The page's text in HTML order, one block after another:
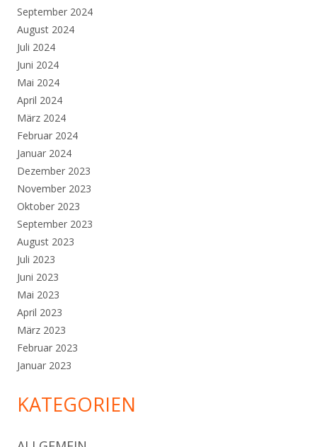
September 2024
August 2024
Juli 2024
Juni 2024
Mai 2024
April 2024
März 2024
Februar 2024
Januar 2024
Dezember 2023
November 2023
Oktober 2023
September 2023
August 2023
Juli 2023
Juni 2023
Mai 2023
April 2023
März 2023
Februar 2023
Januar 2023
KATEGORIEN